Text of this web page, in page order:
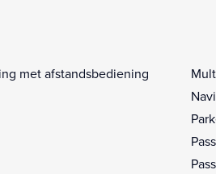
met afstandsbediening